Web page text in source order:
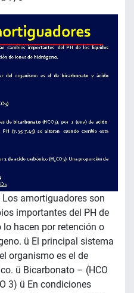
amortiguadores son
importantes del PH de
hacen por retención o
ü El principal sistema
organismo es el de
ü Bicarbonato – (HCO
3) ü En condiciones